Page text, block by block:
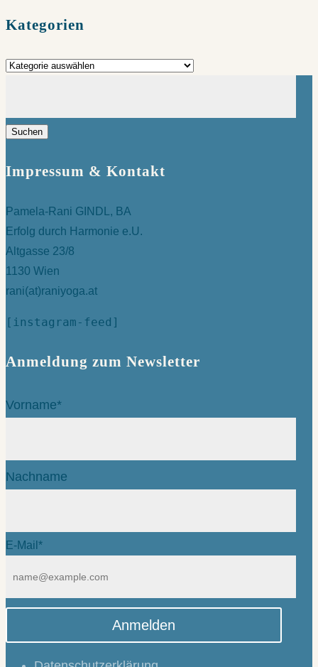
Kategorien
Kategorien
Impressum & Kontakt
Pamela-Rani GINDL, BA
Erfolg durch Harmonie e.U.
Altgasse 23/8
1130 Wien
rani(at)raniyoga.at
[instagram-feed]
Anmeldung zum Newsletter
Vorname*
Nachname
E-Mail*
Anmelden